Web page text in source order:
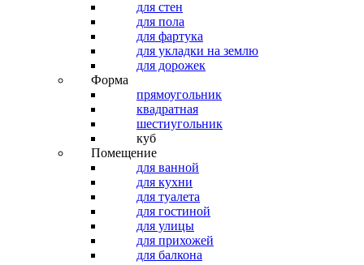
для стен
для пола
для фартука
для укладки на землю
для дорожек
Форма
прямоугольник
квадратная
шестиугольник
куб
Помещение
для ванной
для кухни
для туалета
для гостиной
для улицы
для прихожей
для балкона